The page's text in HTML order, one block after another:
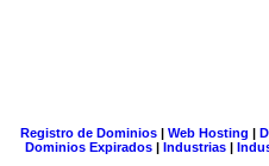
Registro de Dominios| Web Hosting |
Dominios Expirados | Industrias |